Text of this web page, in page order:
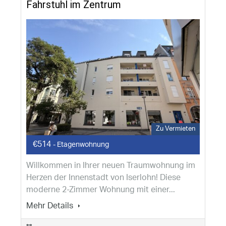
Fahrstuhl im Zentrum
Zu Vermieten
€514 - Etagenwohnung
Willkommen in Ihrer neuen Traumwohnung im
Herzen der Innenstadt von Iserlohn! Diese
moderne 2-Zimmer Wohnung mit einer...
Mehr Details